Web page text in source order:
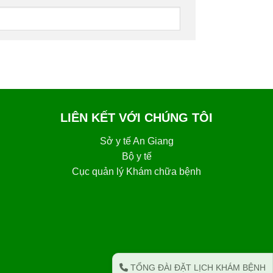
LIÊN KẾT VỚI CHÚNG TÔI
Sở y tế An Giang
Bộ y tế
Cục quản lý Khám chữa bệnh
TỔNG ĐÀI ĐẶT LỊCH KHÁM BỆNH